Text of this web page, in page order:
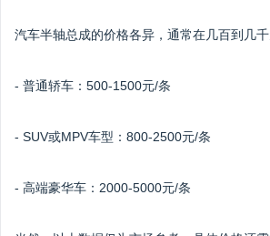
汽车半轴总成的价格各异，通常在几百到几
- 普通轿车：500-1500元/条
- SUV或MPV车型：800-2500元/条
- 高端豪华车：2000-5000元/条